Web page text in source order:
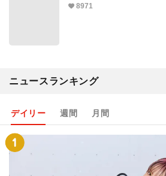
8971
ニュースランキング
デイリー 週間 月間